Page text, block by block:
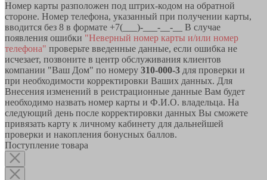
Номер карты разположен под штрих-кодом на обратной
стороне. Номер телефона, указанный при получении карты,
вводится без 8 в формате +7(___)-___-__-__ В случае
появления ошибки "Неверный номер карты и/или номер
телефона" проверьте введенные данные, если ошибка не
исчезает, позвоните в центр обслуживания клиентов
компании "Ваш Дом" по номеру 310-000-3 для проверки и
при необходимости корректировки Ваших данных. Для
Внесения изменений в реистрационные данные Вам будет
необходимо назвать номер карты и Ф.И.О. владельца. На
следующий день после корректировки данных Вы сможете
привязать карту к личному кабинету для дальнейшей
проверки и накопления бонусных баллов.
Поступление товара